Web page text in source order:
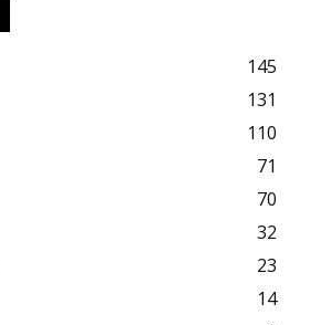
145
131
110
71
70
32
23
14